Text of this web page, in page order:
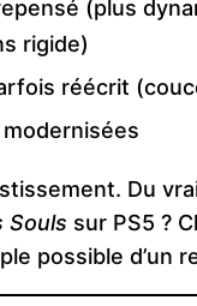
(plus
rigide)
réécrit
Du
Souls sur PS5 ?
possible d’un